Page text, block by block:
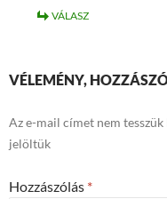
VÁLASZ
VÉLEMÉNY,
Az e-mail címet nem tesszük
jelöltük
Hozzászólás *